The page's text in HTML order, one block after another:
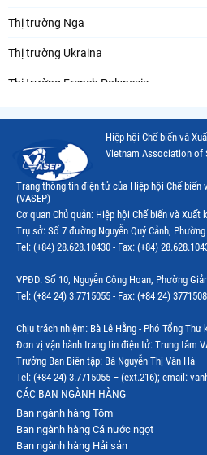
Thị trường Nga
Thị trường Ukraina
Thị trường French Polynesia
Thị trường Papua New Guinea
Thị trường New Zealand
Thị trường Đài Loan
Thị trường Hàn Quốc
Thị trường EU
Thị trường Nhật Bản
Thị trường Việt Nam
Hiệp hội Chế biến và
Vietnam Association of
Trang thông tin điện tử của Hiệp hội Chế biến
(VASEP)
Cơ quan Chủ quản: Hiệp hội Chế biến và Xuất
Trụ sở: Số 7 đường Nguyễn Quý Cảnh,
Tel: (+84) 28.628.10430 - Fax: (+84)
VPĐD: Số 10, Nguyễn Công Hoan, Phường
Tel: (+84 24) 3.7715055 - Fax: (+84 24)
Chịu trách nhiệm: Bà Lê Hằng - Phó Tổng Thư
Đơn vị vận hành trang tin điện tử: Trung tâm
Trưởng Ban Biên tập: Bà Nguyễn Thị Vân Hà
Tel: (+84 24) 3.7715055 – (ext.216); email:
CÁC BAN NGÀNH HÀNG
Ban ngành hàng Tôm
Ban ngành hàng Cá nước ngọt
Ban ngành hàng Hải sản